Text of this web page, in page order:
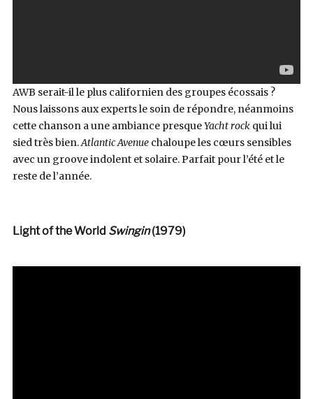
AWB serait-il le plus californien des groupes écossais ?
Nous laissons aux experts le soin de répondre, néanmoins
cette chanson a une ambiance presqueYacht rock qui lui
sied très bien.Atlantic Avenue chaloupe les cœurs sensibles
avec un groove indolent et solaire. Parfait pour l’été et le
reste de l’année.
Light of the World Swingin(1979)